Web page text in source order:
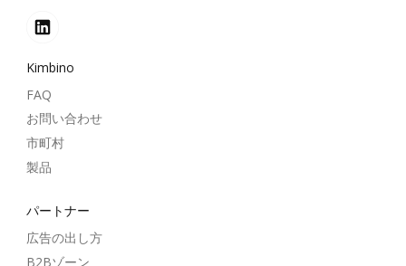
Kimbino
FAQ
お問い合わせ
市町村
製品
パートナー
広告の出し方
B2Bゾーン